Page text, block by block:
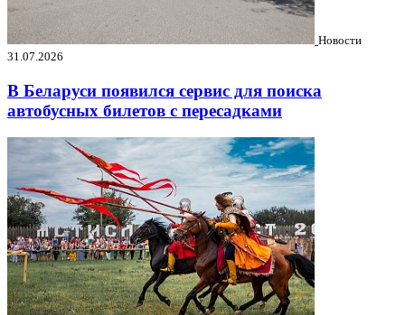
Новости
31.07.2026
В Беларуси появился сервис для поиска
автобусных билетов с пересадками